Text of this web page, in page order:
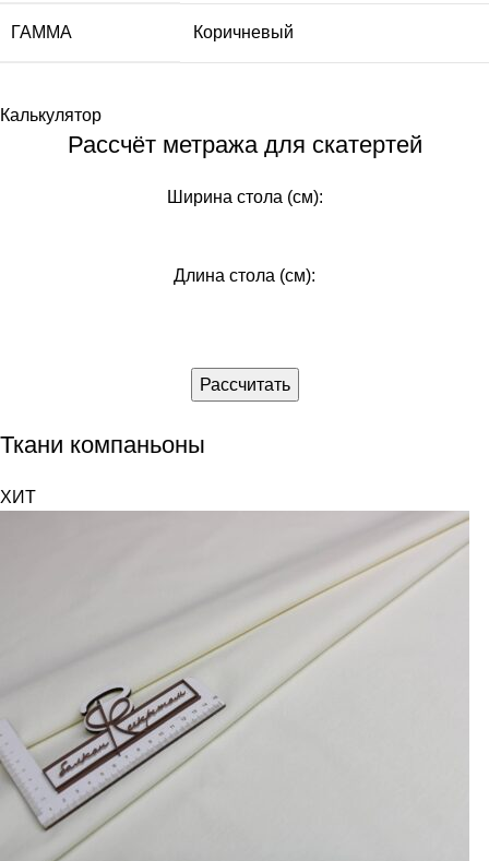
ГАММА Коричневый
Калькулятор
Рассчёт метража для скатертей
Ширина стола (см):
Длина стола (см):
Рассчитать
Ткани компаньоны
ХИТ